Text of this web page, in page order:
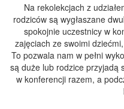
Na rekolekcjach z
rodziców są wygłaszane
spokojnie uczestnicy w
zajęciach ze swoimi
To pozwala nam w pełni
są duże lub rodzice przyjadą
w konferencji razem, a